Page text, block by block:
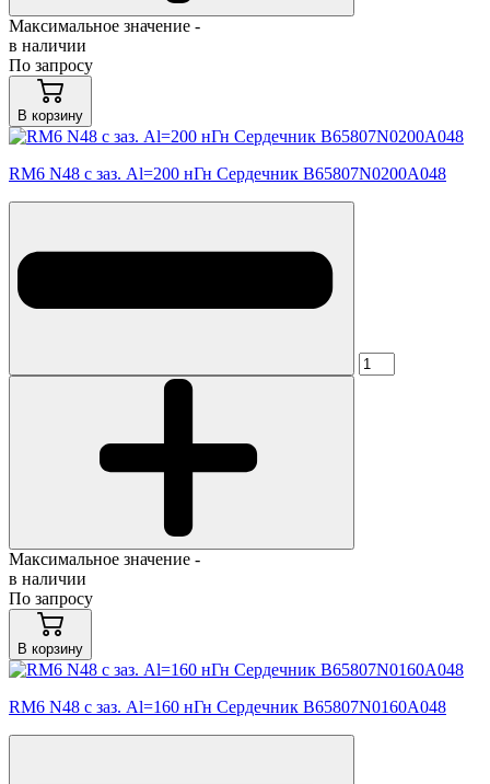
Максимальное значение -
в наличии
По запросу
В корзину
RM6 N48 с заз. Al=200 нГн Сердечник B65807N0200A048
Максимальное значение -
в наличии
По запросу
В корзину
RM6 N48 с заз. Al=160 нГн Сердечник B65807N0160A048